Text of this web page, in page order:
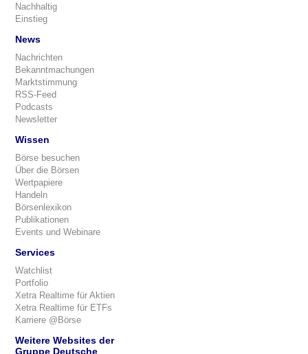
Nachhaltig
Einstieg
News
Nachrichten
Bekanntmachungen
Marktstimmung
RSS-Feed
Podcasts
Newsletter
Wissen
Börse besuchen
Über die Börsen
Wertpapiere
Handeln
Börsenlexikon
Publikationen
Events und Webinare
Services
Watchlist
Portfolio
Xetra Realtime für Aktien
Xetra Realtime für ETFs
Karriere @Börse
Weitere Websites der
Gruppe Deutsche